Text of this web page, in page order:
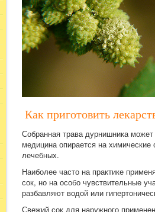
Как приготовить
Собранная трава дурнишника
медицина опирается на
лечебных.
Наиболее часто на практике
сок, но на особо чувствительные
разбавляют водой или
Свежий сок для наружного